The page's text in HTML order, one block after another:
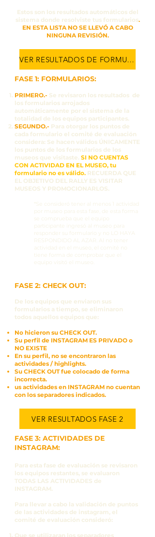
Estos son los resultados automáticos del
sistema donde resolviste tus formularios.
EN ESTA LISTA NO SE LLEVÓ A CABO
NINGUNA REVISIÓN.
VER RESULTADOS DE FORMULARIOS
FASE 1: FORMULARIOS:
PRIMERO.- Se revisaron los resultados de
los formularios arrojados
automáticamente por el sistema de la
totalidad de los equipos participantes.
SEGUNDO.- Para otorgar los puntos de
cada formulario el comité de evaluación
considera: Se hacen válidos ÚNICAMENTE
los puntos de los formularios de los
museos que visitaste. SI NO CUENTAS
CON ACTIVIDAD EN EL MUSEO, tu
formulario no es válido. RECUERDA QUE
EL OBJETIVO DEL RALLY ES VISITAR
MUSEOS Y PROMOCIONARLOS.
*Se consideró tener al menos 1 actividad
por museo para esta fase, de esta forma
se comprueba que el equipo
participante ingresó al museo para
responder su formulario y no LO HAYA
RESPONDIDO AL AZAR. Al no tener
actividad en el museo, el comité no
tiene forma de comprobar que el
equipo visitó el museo.
FASE 2: CHECK OUT:
De los equipos que enviaron sus
formularios a tiempo, se eliminaron
todos aquellos equipos que:
No hicieron su CHECK OUT.
Su perfil de INSTAGRAM ES PRIVADO o
NO EXISTE
En su perfil, no se encontraron las
actividades / highlights.
Su CHECK OUT fue colocado de forma
incorrecta.
us actividades en INSTAGRAM no cuentan
con los separadores indicados.
VER RESULTADOS FASE 2
FASE 3: ACTIVIDADES DE
INSTAGRAM:
Para esta fase de evaluación se revisaron
los equipos restantes, se evaluaron
TODAS LAS ACTIVIDADES de
INSTAGRAM.
Para llevar a cabo la validación de puntos
de las actividades de instagram, el
comité de evaluación consideró:
Que se utilizaran los separadores